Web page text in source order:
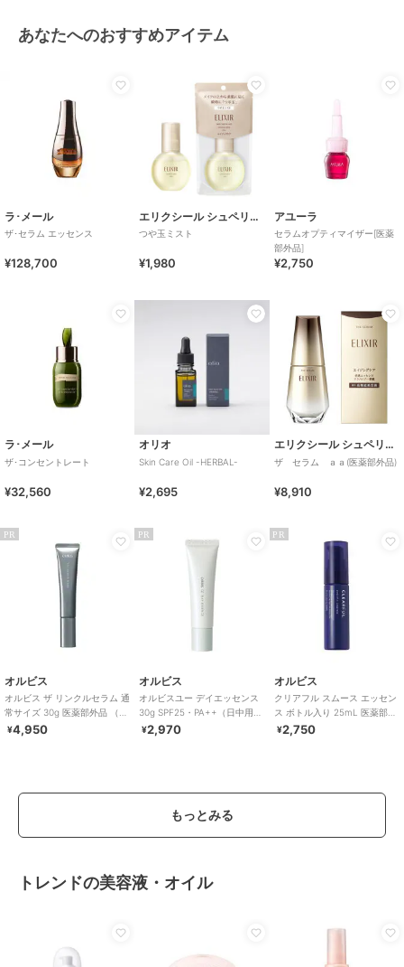
あなたへのおすすめアイテム
ラ･メール
ザ･セラム エッセンス
¥128,700
エリクシール シュペリエル
つや玉ミスト
¥1,980
アユーラ
セラムオプティマイザー[医薬
部外品]
¥2,750
ラ･メール
ザ･コンセントレート
¥32,560
オリオ
Skin Care Oil -HERBAL-
¥2,695
エリクシール シュペリエル
ザ セラム ａａ(医薬部外品)
¥8,910
PR
オルビス
オルビス ザ リンクルセラム 通
常サイズ 30g 医薬部外品 （シ
ワ改善美容液）
¥4,950
PR
オルビス
オルビスユー デイエッセンス
30g SPF25・PA++（日中用美
容液）
¥2,970
PR
オルビス
クリアフル スムース エッセン
ス ボトル入り 25mL 医薬部外
品
¥2,750
もっとみる
トレンドの美容液・オイル